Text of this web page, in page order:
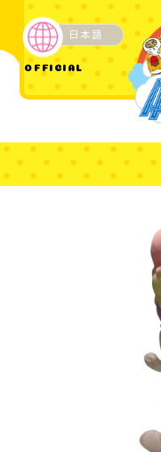
OFFICIAL
日本語